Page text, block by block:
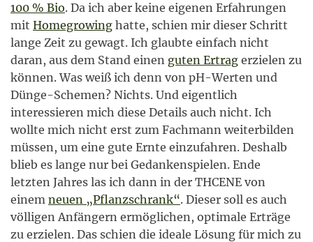
100 % Bio. Da ich aber keine eigenen Erfahrungen
mit Homegrowing hatte, schien mir dieser Schritt
lange Zeit zu gewagt. Ich glaubte einfach nicht
daran, aus dem Stand einen guten Ertrag erzielen zu
können. Was weiß ich denn von pH-Werten und
Dünge-Schemen? Nichts. Und eigentlich
interessieren mich diese Details auch nicht. Ich
wollte mich nicht erst zum Fachmann weiterbilden
müssen, um eine gute Ernte einzufahren. Deshalb
blieb es lange nur bei Gedankenspielen. Ende
letzten Jahres las ich dann in der THCENE von
einem neuen „Pflanzschrank“. Dieser soll es auch
völligen Anfängern ermöglichen, optimale Erträge
zu erzielen. Das schien die ideale Lösung für mich zu